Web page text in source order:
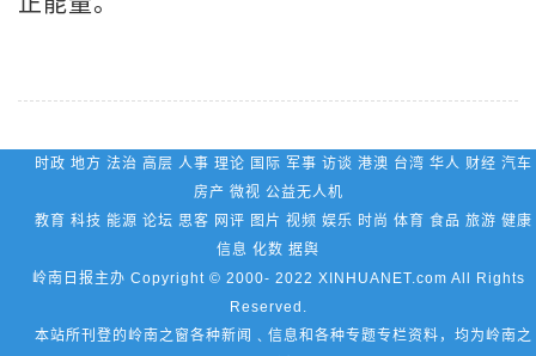
时政 地方 法治 高层 人事 理论 国际 军事 访谈 港澳 台湾 华人 财经 汽车
房产 微视 公益无人机
教育 科技 能源 论坛 思客 网评 图片 视频 娱乐 时尚 体育 食品 旅游 健康
信息 化数 据舆
岭南日报主办 Copyright © 2000- 2022 XINHUANET.com All Rights
Reserved.
本站所刊登的岭南之窗各种新闻﹑信息和各种专题专栏资料，均为岭南之